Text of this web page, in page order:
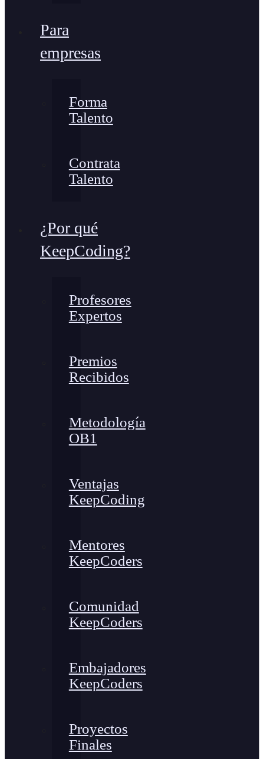
Para
empresas
Forma
Talento
Contrata
Talento
¿Por qué
KeepCoding?
Profesores
Expertos
Premios
Recibidos
Metodología
OB1
Ventajas
KeepCoding
Mentores
KeepCoders
Comunidad
KeepCoders
Embajadores
KeepCoders
Proyectos
Finales